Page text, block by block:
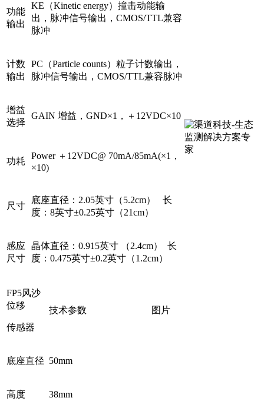
功能
输出
KE（Kinetic energy）撞击动能输
出，脉冲信号输出，CMOS/TTL兼容
脉冲
计数
输出
PC（Particle counts）粒子计数输出，
脉冲信号输出，CMOS/TTL兼容脉冲
增益
选择
GAIN 增益，GND×1，＋12VDC×10
功耗
Power ＋12VDC@ 70mA/85mA(×1，
×10)
尺寸
底座直径：2.05英寸（5.2cm） 长
度：8英寸±0.25英寸（21cm）
感应
尺寸
晶体直径：0.915英寸 （2.4cm） 长
度：0.475英寸±0.2英寸（1.2cm）
FP5风沙
位移
传感器
技术参数 图片
底座直径 50mm
高度 38mm